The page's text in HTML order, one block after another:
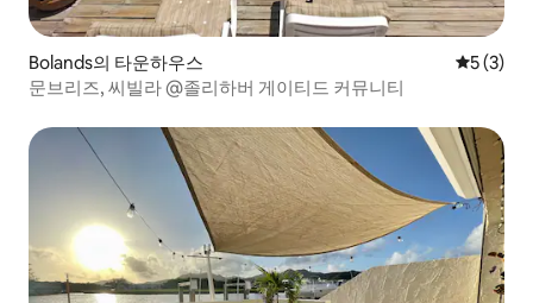
Bolands의 타운하우스 평점 5점
5 (3)
문브리즈, 씨빌라 @졸리하버 게이티드 커뮤니티